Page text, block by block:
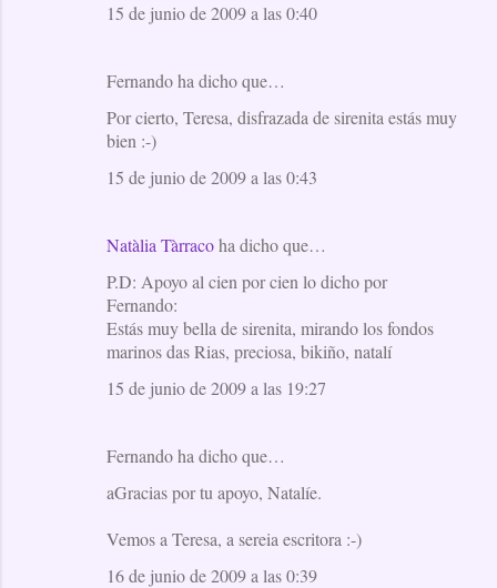
15 de junio de 2009 a las 0:40
Fernando ha dicho que…
Por cierto, Teresa, disfrazada de sirenita estás muy
bien :-)
15 de junio de 2009 a las 0:43
Natàlia Tàrracoha dicho que…
P.D: Apoyo al cien por cien lo dicho por
Fernando:
Estás muy bella de sirenita, mirando los fondos
marinos das Rias, preciosa, bikiño, natalí
15 de junio de 2009 a las 19:27
Fernando ha dicho que…
aGracias por tu apoyo, Natalíe.
Vemos a Teresa, a sereia escritora :-)
16 de junio de 2009 a las 0:39